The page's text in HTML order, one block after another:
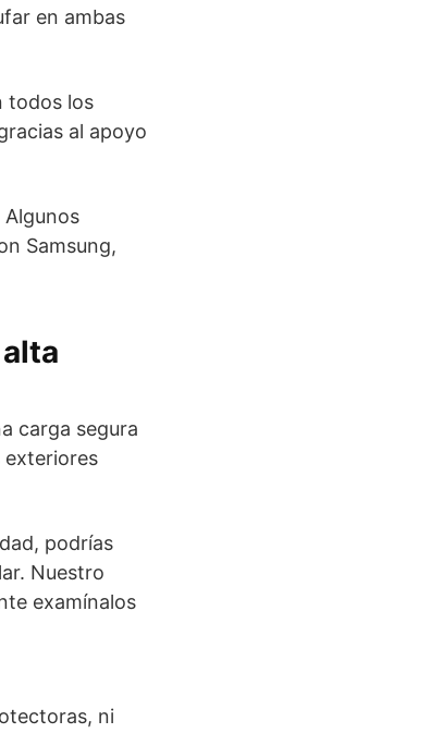
en ambas
todos los
al apoyo
Algunos
Samsung,
carga segura
exteriores
podrías
Nuestro
examínalos
ni